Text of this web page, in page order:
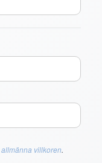
allmänna villkoren.